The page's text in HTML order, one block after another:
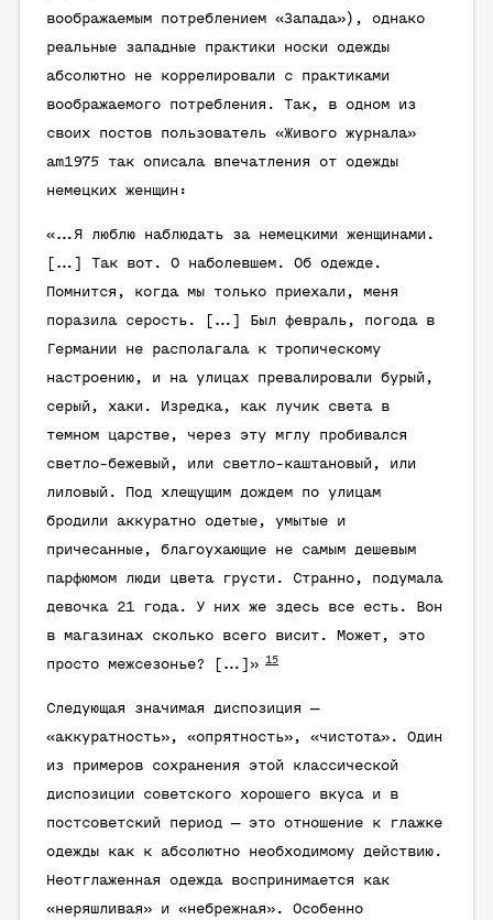
воображаемым потреблением «Запада»), однако
реальные западные практики носки одежды
абсолютно не коррелировали с практиками
воображаемого потребления. Так, в одном из
своих постов пользователь «Живого журнала»
аm1975 так описала впечатления от одежды
немецких женщин:
«…Я люблю наблюдать за немецкими женщинами.
[…] Так вот. О наболевшем. Об одежде.
Помнится, когда мы только приехали, меня
поразила серость. […] Был февраль, погода в
Германии не располагала к тропическому
настроению, и на улицах превалировали бурый,
серый, хаки. Изредка, как лучик света в
темном царстве, через эту мглу пробивался
светло-бежевый, или светло-каштановый, или
лиловый. Под хлещущим дождем по улицам
бродили аккуратно одетые, умытые и
причесанные, благоухающие не самым дешевым
парфюмом люди цвета грусти. Странно, подумала
девочка 21 года. У них же здесь все есть. Вон
в магазинах сколько всего висит. Может, это
просто межсезонье? […]»
15
Следующая значимая диспозиция —
«аккуратность», «опрятность», «чистота» . Один
из примеров сохранения этой классической
диспозиции советского хорошего вкуса и в
постсоветский период — это отношение к глажке
одежды как к абсолютно необходимому действию.
Неотглаженная одежда воспринимается как
«неряшливая» и «небрежная». Особенно